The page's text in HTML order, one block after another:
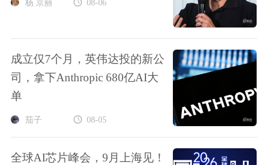
杨 京丽 08-06
成立仅7个月，英伟达投的新公
司，拿下Anthropic 680亿AI大
单
茄子 08-05
全球AI芯片峰会，9月上海见！